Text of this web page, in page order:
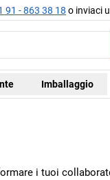
91 - 863 38 18 o inviaci
Imballaggio
i tuoi